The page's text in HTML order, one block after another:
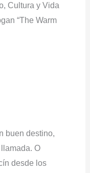
Cultura y Vida
“The Warm
buen destino,
O
desde los